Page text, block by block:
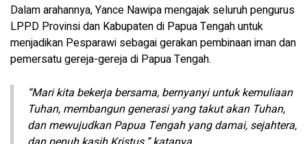
Dalam arahannya, Yance Nawipa mengajak seluruh pengurus
LPPD Provinsi dan Kabupaten di Papua Tengah untuk
menjadikan Pesparawi sebagai gerakan pembinaan iman dan
pemersatu gereja-gereja di Papua Tengah.
“Mari kita bekerja bersama, bernyanyi untuk kemuliaan
Tuhan, membangun generasi yang takut akan Tuhan,
dan mewujudkan Papua Tengah yang damai, sejahtera,